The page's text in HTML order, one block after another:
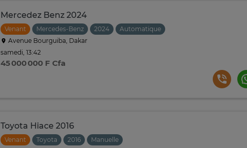
Mercedez Benz 2024
Venant Mercedes-Benz 2024
Automatique
Avenue Bourguiba, Dakar
samedi, 13:42
45 000 000 F Cfa
Toyota Hiace 2016
Venant Toyota 2016
Manuelle